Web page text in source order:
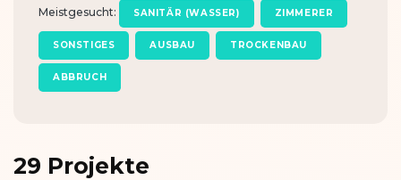
Meistgesucht: SANITÄR (WASSER) ZIMMERER
SONSTIGES AUSBAU TROCKENBAU
ABBRUCH
29 Projekte